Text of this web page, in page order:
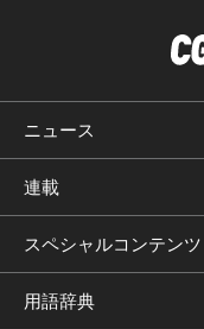
ニュース
連載
スペシャルコンテンツ
用語辞典